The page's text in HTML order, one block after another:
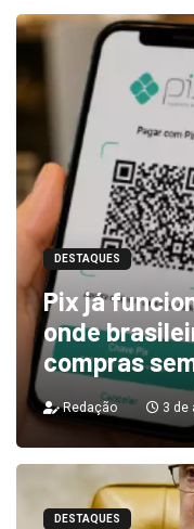
DESTAQUES
Pix já
onde
compras
Redação 3 de
DESTAQUES